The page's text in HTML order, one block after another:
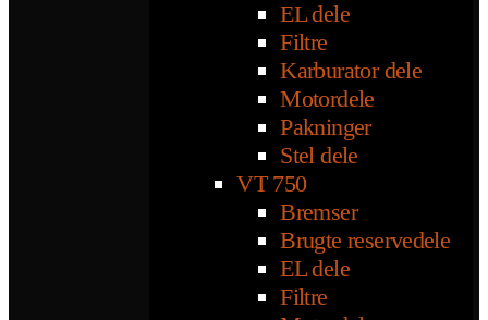
EL dele
Filtre
Karburator dele
Motordele
Pakninger
Stel dele
VT 750
Bremser
Brugte reservedele
EL dele
Filtre